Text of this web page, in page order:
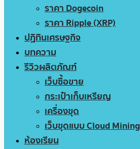
ราคา Dogecoin
ราคา Ripple (XRP)
ปฏิทินเศรษฐกิจ
บทความ
รีวิวผลิตภัณฑ์
เว็บซื้อขาย
กระเป๋าเก็บเหรียญ
เครื่องขุด
เว็บขุดแบบ Cloud Mining
ห้องเรียน